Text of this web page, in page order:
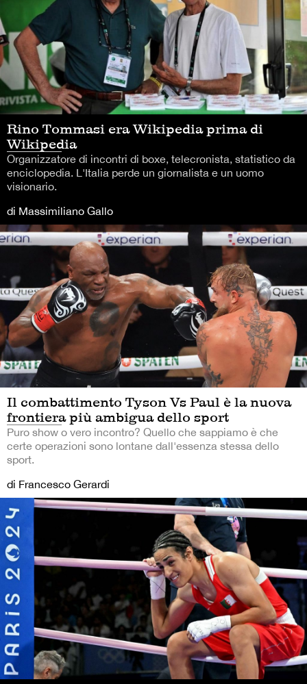
Rino Tommasi era Wikipedia prima di
Wikipedia
Organizzatore di incontri di boxe, telecronista, statistico da
enciclopedia. L'Italia perde un giornalista e un uomo
visionario.
di Massimiliano Gallo
Il combattimento Tyson Vs Paul è la nuova
frontiera più ambigua dello sport
Puro show o vero incontro? Quello che sappiamo è che
certe operazioni sono lontane dall'essenza stessa dello
sport.
di Francesco Gerardi